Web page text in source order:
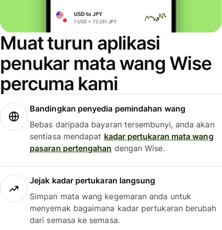
Muat turun aplikasi
penukar mata wang Wise
percuma kami
Bandingkan penyedia pemindahan wang
Bebas daripada bayaran tersembunyi, anda akan
sentiasa mendapat kadar pertukaran mata wang
pasaran pertengahan dengan Wise.
Jejak kadar pertukaran langsung
Simpan mata wang kegemaran anda untuk
menyemak bagaimana kadar pertukaran berubah
dari semasa ke semasa.